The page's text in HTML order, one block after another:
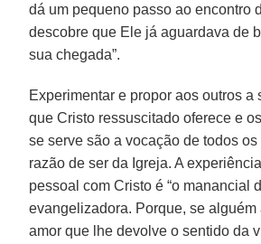
dá um pequeno passo ao encontro
descobre que Ele já aguardava de
sua chegada”.
Experimentar e propor aos outros a
que Cristo ressuscitado oferece e
se serve são a vocação de todos
razão de ser da Igreja. A
pessoal com Cristo é “o manancial
evangelizadora. Porque, se
amor que lhe devolve o sentido da